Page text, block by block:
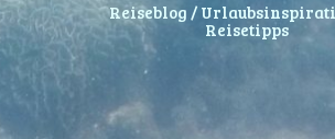
Reiseblog /
Reisetipps